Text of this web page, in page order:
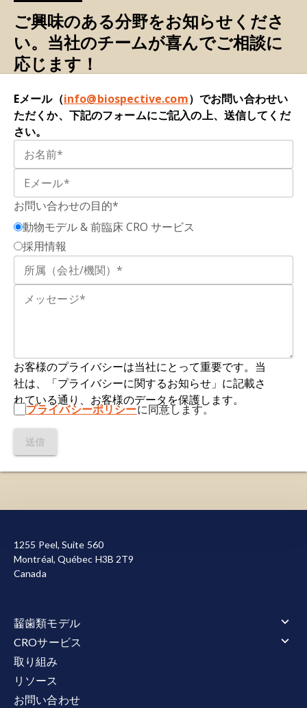
ご興味のある分野をお知らせくださ
い。当社のチームが喜んでご相談に
応じます！
Eメール（info@biospective.com）でお問い合わせい
ただくか、下記のフォームにご記入の上、送信してくだ
さい。
お問い合わせの目的*
動物モデル & 前臨床 CRO サービス
採用情報
お客様のプライバシーは当社にとって重要です。当
社は、「プライバシーに関するお知らせ」に記載さ
れている通り、お客様のデータを保護します。
プライバシーポリシーに同意します。
送信
測定して改善に役立てるため、またはマーケティング
目的で、その他のクッキーも使用しています。すべて
ーポリシーをご覧ください。
1255 Peel, Suite 560
Montréal, Québec H3B 2T9
Canada
齧歯類モデル
齧歯類モデル 概要
筋萎縮性側索硬化症（ALS） 概要
TDP-43 トランスジェニックモデル
アルツハイマー病とタウオパチー
アルツハイマー病とタウオパチー 概要
アミロイドβトランスジェニックモデル
タウ病変モデル
タウ病変モデル 概要
多発性硬化症（MS）
CROサービス
CROサービス 概要
アニマルサービス 概要
投薬
行動テスト
行動テスト 概要
電気生理学
取り組み
リソース
お問い合わせ